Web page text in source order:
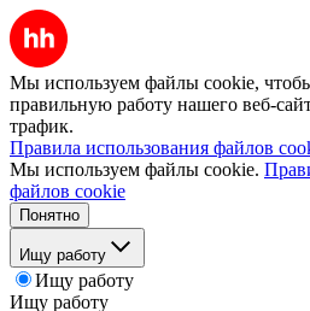
Мы используем файлы cookie,
правильную работу нашего веб-
трафик.
Правила использования файлов
Мы используем файлы cookie.
файлов cookie
Понятно
Ищу работу
Ищу работу
Ищу работу